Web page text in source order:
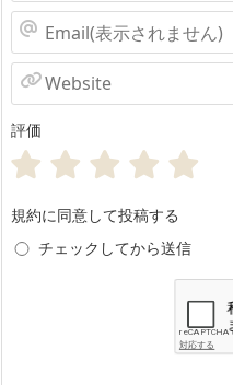
お
名
前
Email(表
示
さ
れ
ま
ん)
Website
評価
規約に同意して投稿する
チェックしてから送信